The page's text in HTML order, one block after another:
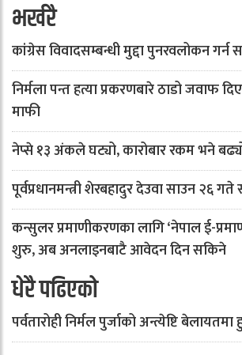
भर्खरै
कांग्रेस विवादसम्बन्धी मुद्दा पुनरवलोकन गर्न
निर्मला पन्त हत्या प्रकरणबारे ठाडो जवाफ
माफी
नेप्से १३ अंकले घट्यो, कारोबार रकम भने
पूर्वप्रधानमन्त्री शेरबहादुर देउवा साउन २६
कन्सुलर प्रमाणीकरणका लागि ‘नेपाल ई-
शुरु, अब अनलाइनबाटै आवेदन दिन सकिने
धेरै पढिएको
पर्वतारोही निर्मल पुर्जाको अन्त्येष्टि बेलायतमा